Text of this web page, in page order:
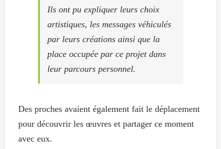
Ils ont pu expliquer leurs choix
artistiques, les messages véhiculés
par leurs créations ainsi que la
place occupée par ce projet dans
leur parcours personnel.
Des proches avaient également fait le déplacement
pour découvrir les œuvres et partager ce moment
avec eux.